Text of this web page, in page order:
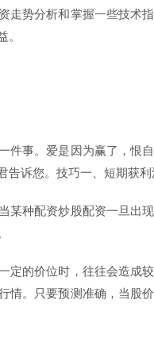
走势分析和掌握一些技术
件事。爱是因为赢了，恨
告诉您。技巧一、短期获
某种配资炒股配资一旦出
的价位时，往往会造成
情。只要预测准确，当股